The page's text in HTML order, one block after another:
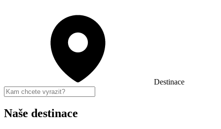
Destinace
Naše destinace